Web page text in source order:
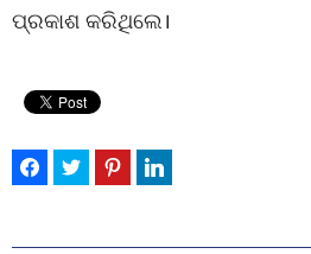
ପ୍ରକାଶ କରିଥିଲେ।